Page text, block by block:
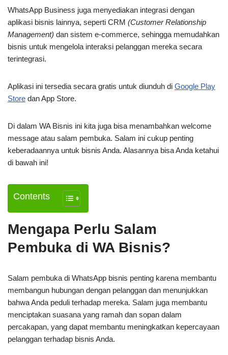
WhatsApp Business juga menyediakan integrasi dengan
aplikasi bisnis lainnya, seperti CRM (Customer Relationship
Management) dan sistem e-commerce, sehingga memudahkan
bisnis untuk mengelola interaksi pelanggan mereka secara
terintegrasi.
Aplikasi ini tersedia secara gratis untuk diunduh di Google Play
Store dan App Store.
Di dalam WA Bisnis ini kita juga bisa menambahkan welcome
message atau salam pembuka. Salam ini cukup penting
keberadaannya untuk bisnis Anda. Alasannya bisa Anda ketahui
di bawah ini!
Contents
Mengapa Perlu Salam
Pembuka di WA Bisnis?
Salam pembuka di WhatsApp bisnis penting karena membantu
membangun hubungan dengan pelanggan dan menunjukkan
bahwa Anda peduli terhadap mereka. Salam juga membantu
menciptakan suasana yang ramah dan sopan dalam
percakapan, yang dapat membantu meningkatkan kepercayaan
pelanggan terhadap bisnis Anda.